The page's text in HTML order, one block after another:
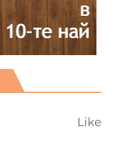
Like